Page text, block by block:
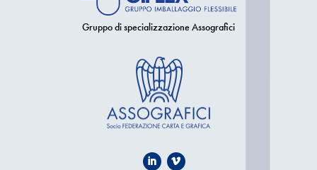
Gruppo di specializzazione Assografici